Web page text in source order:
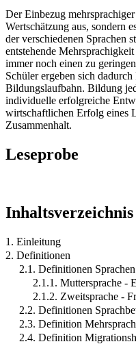
Der Einbezug
Wertschätzung aus, sondern
der verschiedenen Sprachen
entstehende
immer noch einen zu
Schüler ergeben sich
Bildungslaufbahn. Bildung
individuelle erfolgreiche
wirtschaftlichen Erfolg eines
Zusammenhalt.
Leseprobe
Inhaltsverzeichnis
1. Einleitung
2. Definitionen
2.1. Definitionen Sprachen
2.1.1. Muttersprache -
2.1.2. Zweitsprache -
2.2. Definitionen
2.3. Definition
2.4. Definition